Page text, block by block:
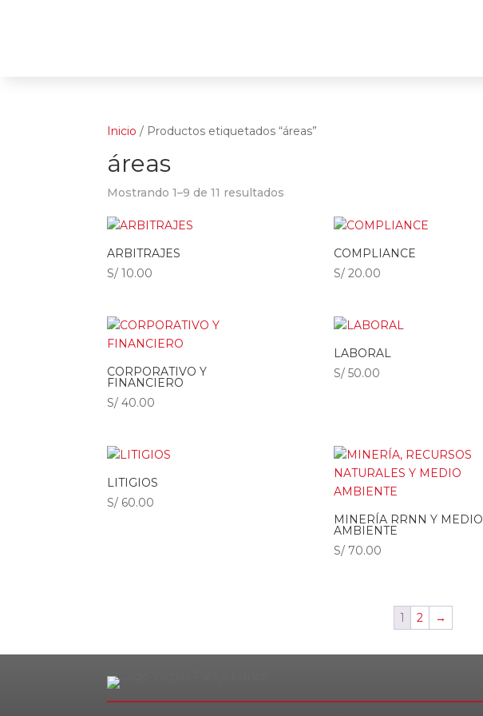
Inicio / Productos etiquetados “áreas”
áreas
Mostrando 1–9 de 11 resultados
ARBITRAJES
S/ 10.00
COMPLIANCE
S/20.00
CORPORATIVO Y
FINANCIERO
S/ 40.00
LABORAL
S/50.00
LITIGIOS
S/ 60.00
MINERÍA RRNN Y MEDIO
AMBIENTE
S/70.00
1 2 →